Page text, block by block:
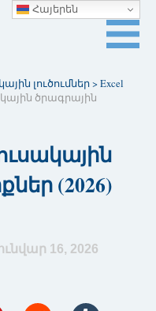
լուծումներ>Excel
ծրագրային
(2026)
16, 2026
Հայերեն